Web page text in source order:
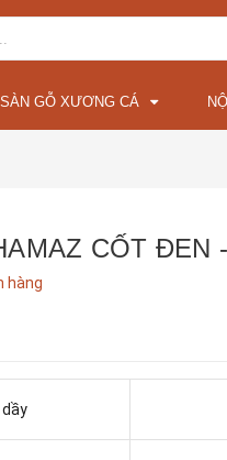
SÀN GỖ XƯƠNG CÁ
CỐT ĐEN
hàng